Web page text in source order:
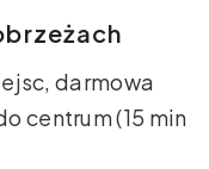
darmowa
centrum (15 min